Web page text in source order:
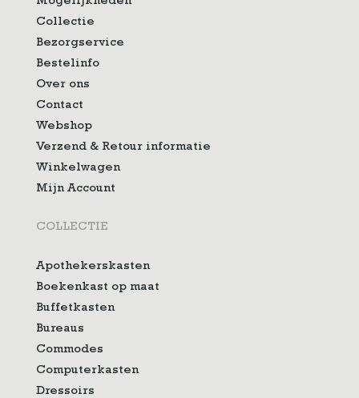
Collectie
Bezorgservice
Bestelinfo
Over ons
Contact
Webshop
Verzend & Retour informatie
Winkelwagen
Mijn Account
COLLECTIE
Apothekerskasten
Boekenkast op maat
Buffetkasten
Bureaus
Commodes
Computerkasten
Dressoirs